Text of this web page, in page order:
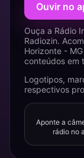
Ouvir no
Ouça a Rádio
Radiozin.
Horizonte -
conteúdos em
Logotipos,
respectivos
Aponte a
rádio no